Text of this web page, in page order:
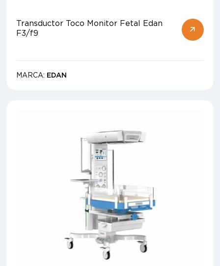
Transductor Toco Monitor Fetal Edan
F3/f9
MARCA: EDAN